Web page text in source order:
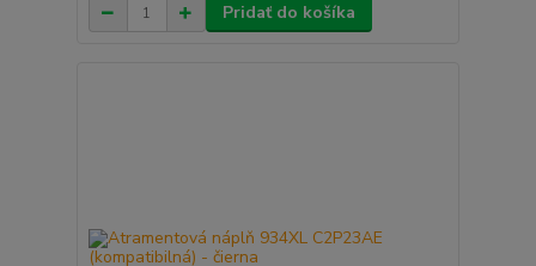
Pridať do košíka